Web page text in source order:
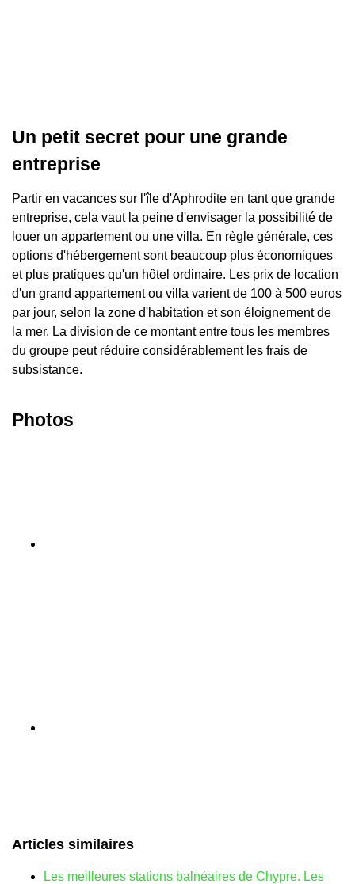
Un petit secret pour une grande
entreprise
Partir en vacances sur l'île d'Aphrodite en tant que grande
entreprise, cela vaut la peine d'envisager la possibilité de
louer un appartement ou une villa. En règle générale, ces
options d'hébergement sont beaucoup plus économiques
et plus pratiques qu'un hôtel ordinaire. Les prix de location
d'un grand appartement ou villa varient de 100 à 500 euros
par jour, selon la zone d'habitation et son éloignement de
la mer. La division de ce montant entre tous les membres
du groupe peut réduire considérablement les frais de
subsistance.
Photos
Articles similaires
Les meilleures stations balnéaires de Chypre. Les